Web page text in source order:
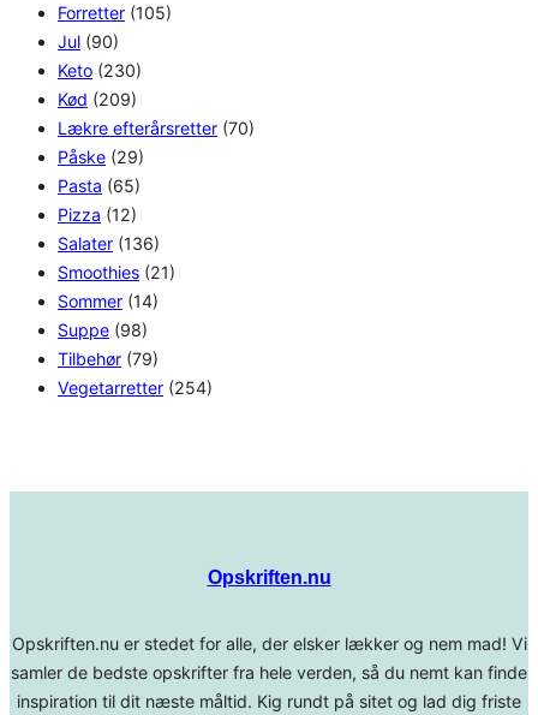
Forretter (105)
Jul (90)
Keto (230)
Kød (209)
Lækre efterårsretter (70)
Påske (29)
Pasta (65)
Pizza (12)
Salater (136)
Smoothies (21)
Sommer (14)
Suppe (98)
Tilbehør (79)
Vegetarretter (254)
Opskriften.nu
Opskriften.nu er stedet for alle, der elsker lækker og nem mad! Vi
samler de bedste opskrifter fra hele verden, så du nemt kan finde
inspiration til dit næste måltid. Kig rundt på sitet og lad dig friste